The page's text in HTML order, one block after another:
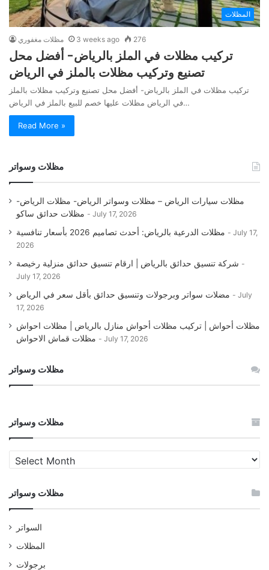
المظلات
مظلات مغفوري 3 weeks ago 276
تركيب مظلات في الملز بالرياض- أفضل محل
تصنيع وتركيب مظلات بالملز في الرياض
تركيب مظلات في الملز بالرياض- أفضل محل تصنيع وتركيب مظلات بالملز
في الرياض مظلات عليها خصم للبيع بالملز في الرياض…
Read More »
مظلات وسواتر
مظلات سيارات الرياض – مظلات وسواتر الرياض- مظلات الرياض-
مظلات حدائق ساكو
July 17, 2026
مظلات الدرعية بالرياض: أحدث تصاميم 2026 بأسعار تنافسية
July 17,
2026
شركة تنسيق حدائق بالرياض | ارقام تنسيق حدائق منزلية رخيصة
July 17, 2026
مضلات سواتر وبرجولات وتنسيق حدائق بأقل سعر في الرياض
July
17, 2026
مظلات أحواش | تركيب مظلات أحواش منازل بالرياض | مظلات احواش
مظلات قماش الاحواش
July 17, 2026
مظلات وسواتر
مظلات وسواتر
مظلات
وسواتر
مظلات وسواتر
السواتر
المظلات
برجولات